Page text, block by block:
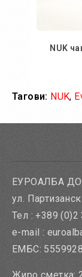
NUK
Тагови: NUK,
ЕУРОАЛБА
ул.
Тел : +389 (0)2
e-mail :
ЕМБС: